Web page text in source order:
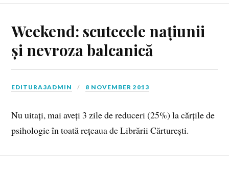
Weekend: scutecele națiunii
și nevroza balcanică
EDITURA3ADMIN 8 NOVEMBER 2013
Nu uitați, mai aveți 3 zile de reduceri (25%) la cărțile de
psihologie în toată rețeaua de Librării Cărturești.